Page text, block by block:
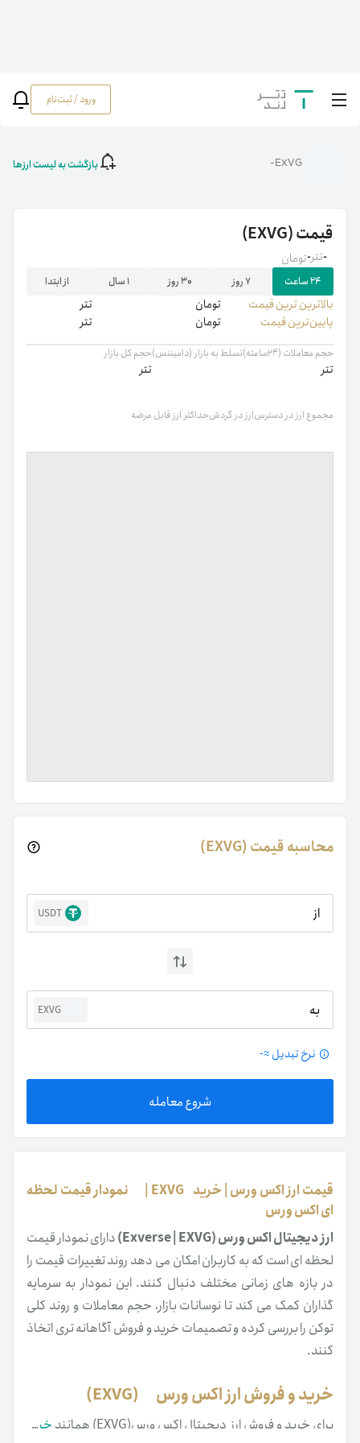
ورود / ثبت‌نام خانه رمزارزها/
قیمت ارز اکس ورس | خرید EXVG | نمودار قیمت لحظه ای اکس
EXVG- بازگشت به لیست ارزها
قیمت(EXVG)
-تومان -تتر
۲۴ ساعت ۷ روز ۳۰ روز ۱ سال از ابتدا
بالاترین ‌ترین قیمت تومان
تتر
پایین‌ترین قیمت
تومان تتر
حجم معاملات (۲۴ساعته)
تتر
تسلط به بازار (دامیننس)حجم کل بازار
تتر
مجموع ارز در دسترسارز در گردشحداکثر ارز قابل عرضه
محاسبه قیمت (EXVG)
از USDT
به EXVG
نرخ تبدیل ≈-
شروع معامله
قیمت ارز اکس ورس | خرید EXVG | نمودار قیمت لحظه
ای اکس ورس
ارز دیجیتال اکس ورس(Exverse | EXVG)
دارای نمودار قیمت
لحظه ای است که به کاربران امکان می دهد روند تغییرات قیمت را
در بازه های زمانی مختلف دنبال کنند. این نمودار به سرمایه
گذاران کمک می کند تا نوسانات بازار، حجم معاملات و روند کلی
توکن را بررسی کرده و تصمیمات خرید و فروش آگاهانه تری اتخاذ
کنند.
خرید و فروش ارز اکس ورس (EXVG)
برای خرید و فروش ارز دیجیتال اکس ورس(EXVG) همانند
خرید